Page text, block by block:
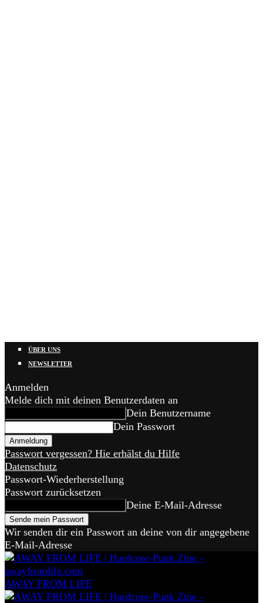
ÜBER UNS
NEWSLETTER
Anmelden
Melde dich mit deinen Benutzerdaten an
Dein Benutzername
Dein Passwort
Passwort vergessen? Hie erhälst du Hilfe
Datenschutz
Passwort-Wiederherstellung
Passwort zurücksetzen
Deine E-Mail-Adresse
Wir senden dir ein Passwort an deine von dir angegebene
E-Mail-Adresse
AWAY FROM LIFE